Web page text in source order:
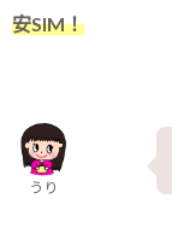
安SIM！
うり